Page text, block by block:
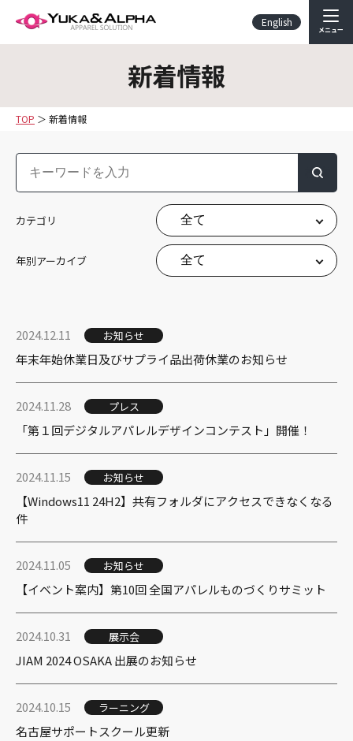
English
メニュー
新着情報
TOP 新着情報
2024.12.11 お知らせ
年末年始休業日及びサプライ品出荷休業のお知らせ
2024.11.28 プレス
「第１回デジタルアパレルデザインコンテスト」開催！
2024.11.15 お知らせ
【Windows11 24H2】共有フォルダにアクセスできなくなる
件
2024.11.05 お知らせ
【イベント案内】第10回 全国アパレルものづくりサミット
2024.10.31 展示会
JIAM 2024 OSAKA 出展のお知らせ
2024.10.15 ラーニング
名古屋サポートスクール更新
検索
カテゴリ
年別アーカイブ